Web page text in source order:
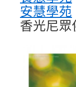
安慧學苑
香光尼眾